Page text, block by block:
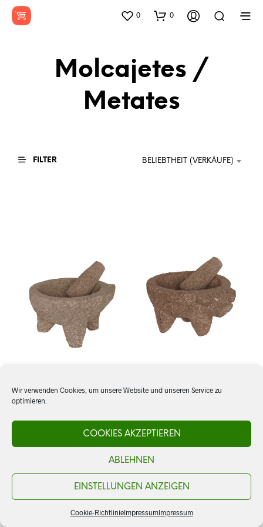
Wir verwenden Cookies, um unsere Website und unseren Service zu
optimieren.
COOKIES AKZEPTIEREN
ABLEHNEN
EINSTELLUNGEN ANZEIGEN
Cookie-RichtlinieImpressumImpressum
0 0
Molcajetes /
Metates
FILTER BELIEBTHEIT (VERKÄUFE)
Molcajete, Steinmörser
CHF46.00
Molcajete, Steinmörser